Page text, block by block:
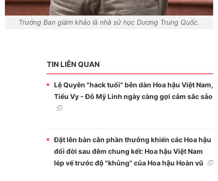
Trưởng Ban giám khảo là nhà sử học Dương Trung Quốc.
TIN LIÊN QUAN
Lệ Quyên "hack tuổi" bên dàn Hoa hậu Việt Nam,
Tiểu Vy - Đỗ Mỹ Linh ngày càng gợi cảm sắc sảo
Đặt lên bàn cân phần thưởng khiến các Hoa hậu
đổi đời sau đêm chung kết: Hoa hậu Việt Nam
lép vế trước độ "khủng" của Hoa hậu Hoàn vũ